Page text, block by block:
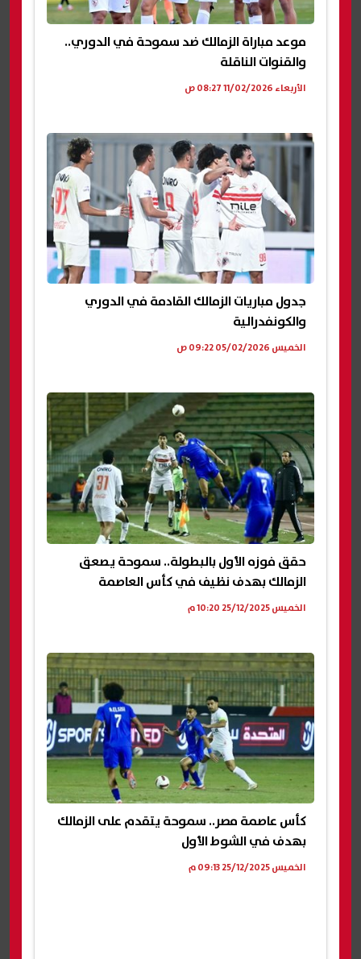
موعد مباراة الزمالك ضد سموحة في الدوري..
والقنوات الناقلة
الأربعاء 11/02/2026 08:27 ص
جدول مباريات الزمالك القادمة في الدوري
والكونفدرالية
الخميس 05/02/2026 09:22 ص
حقق فوزه الأول بالبطولة.. سموحة يصعق
الزمالك بهدف نظيف في كأس العاصمة
الخميس 25/12/2025 10:20 م
كأس عاصمة مصر.. سموحة يتقدم على الزمالك
بهدف في الشوط الأول
الخميس 25/12/2025 09:13 م